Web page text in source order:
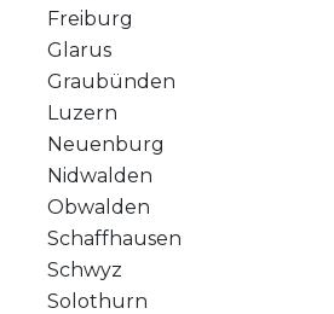
Freiburg
Glarus
Graubünden
Luzern
Neuenburg
Nidwalden
Obwalden
Schaffhausen
Schwyz
Solothurn